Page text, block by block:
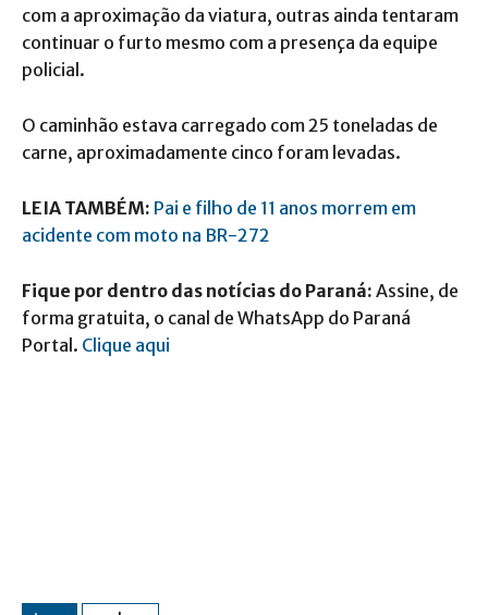
com a aproximação da viatura, outras ainda tentaram
continuar o furto mesmo com a presença da equipe
policial.
O caminhão estava carregado com 25 toneladas de
carne, aproximadamente cinco foram levadas.
LEIA TAMBÉM: Pai e filho de 11 anos morrem em
acidente com moto na BR-272
Fique por dentro das notícias do Paraná: Assine, de
forma gratuita, o canal de WhatsApp do Paraná
Portal. Clique aqui